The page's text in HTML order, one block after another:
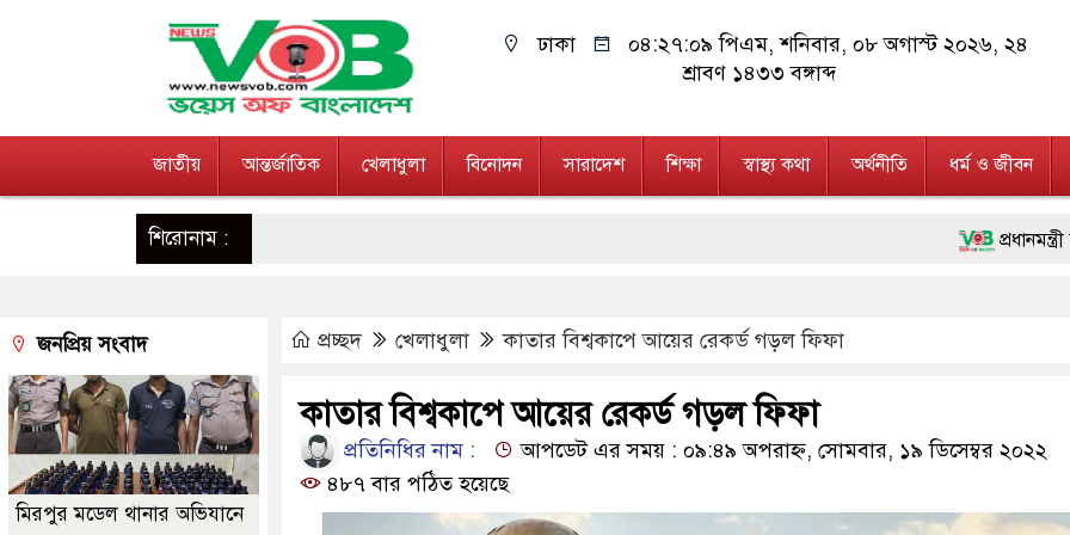
ঢাকা ০৪:২৭:১০ পিএম, শনিবার, ০৮ অগাস্ট ২০২৬, ২৪
শ্রাবণ ১৪৩৩ বঙ্গাব্দ
জাতীয় আন্তর্জাতিক খেলাধুলা বিনোদন সারাদেশ শিক্ষা স্বাস্থ্য কথা অর্থনীতি ধর্ম ও জীবন
শিরোনাম : প্রধানমন্ত্রী চট্টগ্রাম ও
ফ্যাসিবাদবিরোধী
মাননীয় প্রধানমন্ত্রী,
জনগণ পরিবর্তন
২৮ লাখ টাকার জাল
প্রচ্ছদ খেলাধুলা কাতার বিশ্বকাপে আয়ের রেকর্ড গড়ল ফিফা
কাতার বিশ্বকাপে আয়ের রেকর্ড গড়ল ফিফা
প্রতিনিধির নাম :
আপডেট এর সময় : ০৯:৪৯ অপরাহ্ন, সোমবার, ১৯ ডিসেম্বর ২০২২
৪৮৭ বার পঠিত হয়েছে
জনপ্রিয় সংবাদ
মিরপুর মডেল থানার অভিযানে